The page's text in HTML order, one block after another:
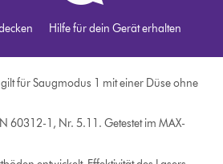
Hilfe für dein Gerät erhalten
für Saugmodus 1 mit einer Düse ohne
60312-1, Nr. 5.11. Getestet im MAX-